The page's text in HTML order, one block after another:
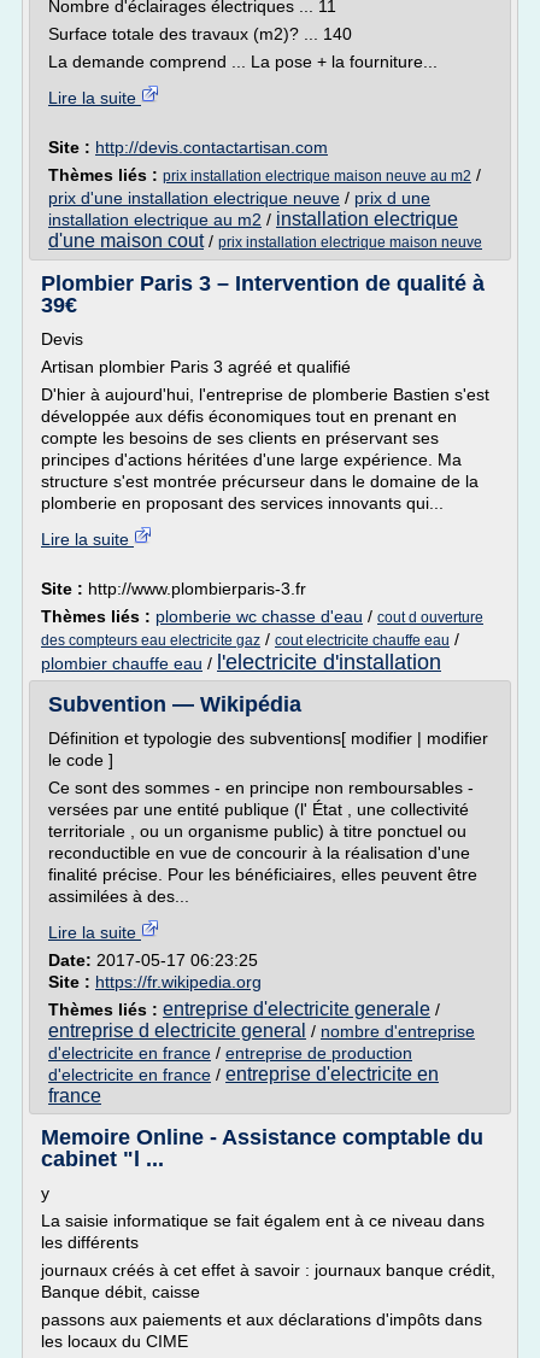
Nombre d'éclairages électriques ... 11
Surface totale des travaux (m2)? ... 140
La demande comprend ... La pose + la fourniture...
Lire la suite
Site : http://devis.contactartisan.com
Thèmes liés : prix installation electrique maison neuve au m2 /
prix d'une installation electrique neuve / prix d une
installation electrique au m2 / installation electrique
d'une maison cout/ prix installation electrique maison neuve
Plombier Paris 3 – Intervention de qualité à
39€
Devis
Artisan plombier Paris 3 agréé et qualifié
D'hier à aujourd'hui, l'entreprise de plomberie Bastien s'est
développée aux défis économiques tout en prenant en
compte les besoins de ses clients en préservant ses
principes d'actions héritées d'une large expérience. Ma
structure s'est montrée précurseur dans le domaine de la
plomberie en proposant des services innovants qui...
Lire la suite
Site : http://www.plombierparis-3.fr
Thèmes liés : plomberie wc chasse d'eau / cout d ouverture
des compteurs eau electricite gaz / cout electricite chauffe eau /
plombier chauffe eau / l'electricite d'installation
Subvention — Wikipédia
Définition et typologie des subventions[ modifier | modifier
le code ]
Ce sont des sommes - en principe non remboursables -
versées par une entité publique (l' État , une collectivité
territoriale , ou un organisme public) à titre ponctuel ou
reconductible en vue de concourir à la réalisation d'une
finalité précise. Pour les bénéficiaires, elles peuvent être
assimilées à des...
Lire la suite
Date: 2017-05-17 06:23:25
Site : https://fr.wikipedia.org
Thèmes liés : entreprise d'electricite generale /
entreprise d electricite general / nombre d'entreprise
d'electricite en france / entreprise de production
d'electricite en france / entreprise d'electricite en
france
Memoire Online - Assistance comptable du
cabinet "l ...
y
La saisie informatique se fait égalem ent à ce niveau dans
les différents
journaux créés à cet effet à savoir : journaux banque crédit,
Banque débit, caisse
passons aux paiements et aux déclarations d'impôts dans
les locaux du CIME